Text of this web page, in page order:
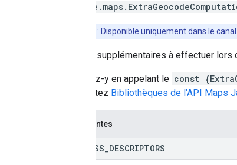
google.maps.
: Disponible uniquement dans le
Calculs supplémentaires à effectuer
Accédez-y en appelant le const
Consultez Bibliothèques de l'API Maps
Constantes
ADDRESS DESCRIPTORS